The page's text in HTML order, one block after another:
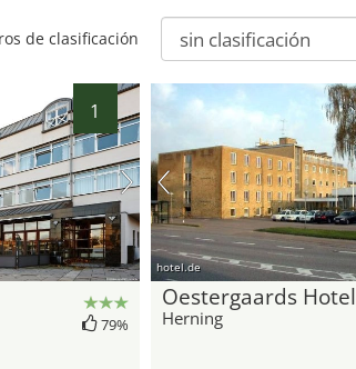
de clasificación
1
79%
hotel.de
Oestergaards Hotel
Herning